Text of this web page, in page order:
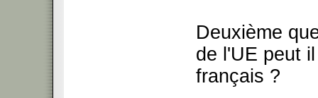
Deuxième
de l'UE peut
français ?